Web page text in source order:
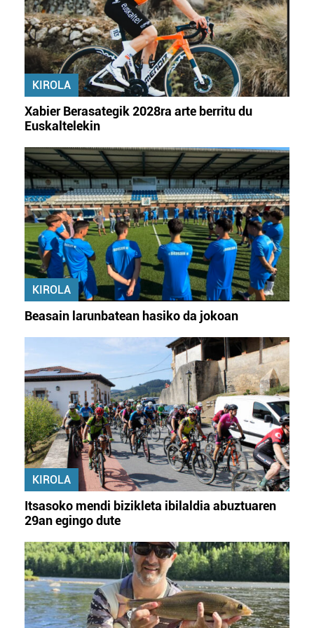
zerbitzuak hobetzeko asmoz, cookie teknologiaz
baliatzen gara. Ohar hau onartuz gero, teknologia hori
erabiltzeko baimen esplizitua ematen diguzu.Gehiago
irakurri
KIROLA
Xabier Berasategik 2028ra arte berritu du
Euskaltelekin
KIROLA
Beasain larunbatean hasiko da jokoan
KIROLA
Itsasoko mendi bizikleta ibilaldia abuztuaren
29an egingo dute